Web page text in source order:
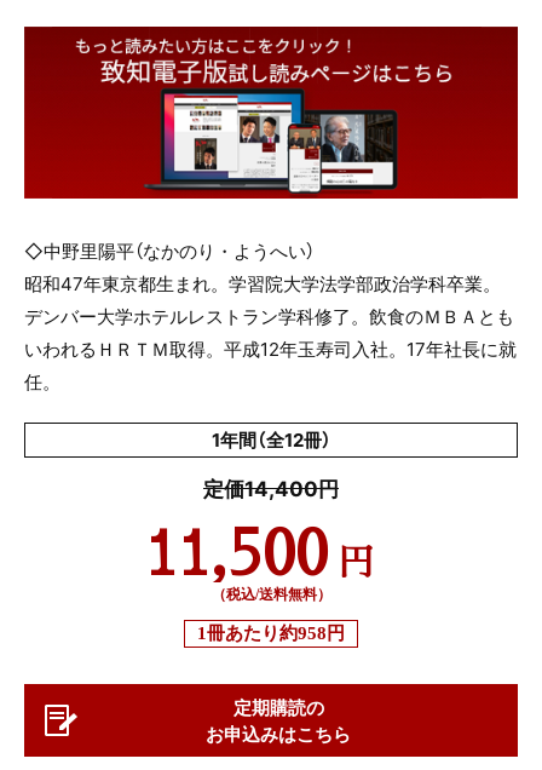
◇中野里陽平（なかのり・ようへい）
昭和47年東京都生まれ。学習院大学法学部政治学科卒業。
デンバー大学ホテルレストラン学科修了。飲食のＭＢＡとも
いわれるＨＲＴＭ取得。平成12年玉寿司入社。17年社長に就
任。
1年間（全12冊）
定価14,400円
11,500 円
（税込/送料無料）
1冊あたり約958円
定期購読の
お申込みはこちら